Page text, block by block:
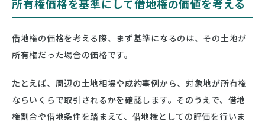
所有権価格を基準にして借地権の価値を考える
借地権の価格を考える際、まず基準になるのは、その土地が
所有権だった場合の価格です。
たとえば、周辺の土地相場や成約事例から、対象地が所有権
ならいくらで取引されるかを確認します。そのうえで、借地
権割合や借地条件を踏まえて、借地権としての評価を行いま